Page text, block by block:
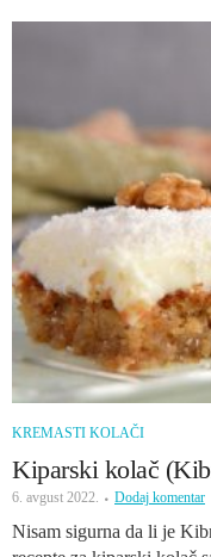
KREMASTI KOLAČI
Kiparski kolač
6. avgust 2022. Dodaj komentar
Nisam sigurna da li je